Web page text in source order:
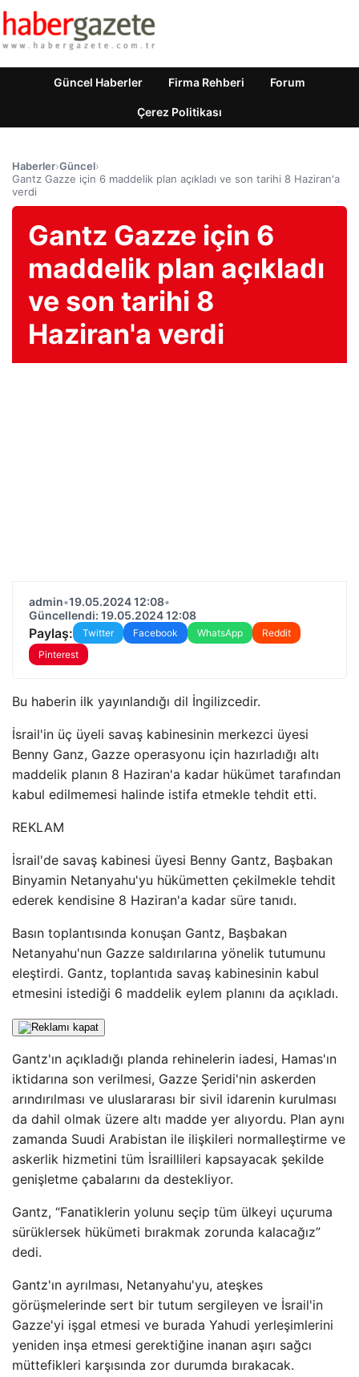
Güncel Haberler Firma Rehberi Forum
Çerez Politikası
Haberler›Güncel›
Gantz Gazze için 6 maddelik plan açıkladı ve son tarihi 8 Haziran'a
verdi
Gantz Gazze için 6
maddelik plan açıkladı
ve son tarihi 8
Haziran'a verdi
admin•19.05.2024 12:08•
Güncellendi: 19.05.2024 12:08
Paylaş: Twitter Facebook WhatsApp
Reddit
Pinterest
Bu haberin ilk yayınlandığı dil İngilizcedir.
İsrail'in üç üyeli savaş kabinesinin merkezci üyesi
Benny Ganz, Gazze operasyonu için hazırladığı altı
maddelik planın 8 Haziran'a kadar hükümet tarafından
kabul edilmemesi halinde istifa etmekle tehdit etti.
REKLAM
İsrail'de savaş kabinesi üyesi Benny Gantz, Başbakan
Binyamin Netanyahu'yu hükümetten çekilmekle tehdit
ederek kendisine 8 Haziran'a kadar süre tanıdı.
Basın toplantısında konuşan Gantz, Başbakan
Netanyahu'nun Gazze saldırılarına yönelik tutumunu
eleştirdi. Gantz, toplantıda savaş kabinesinin kabul
etmesini istediği 6 maddelik eylem planını da açıkladı.
Gantz'ın açıkladığı planda rehinelerin iadesi, Hamas'ın
iktidarına son verilmesi, Gazze Şeridi'nin askerden
arındırılması ve uluslararası bir sivil idarenin kurulması
da dahil olmak üzere altı madde yer alıyordu. Plan aynı
zamanda Suudi Arabistan ile ilişkileri normalleştirme ve
askerlik hizmetini tüm İsraillileri kapsayacak şekilde
genişletme çabalarını da destekliyor.
Gantz, “Fanatiklerin yolunu seçip tüm ülkeyi uçuruma
sürüklersek hükümeti bırakmak zorunda kalacağız”
dedi.
Gantz'ın ayrılması, Netanyahu'yu, ateşkes
görüşmelerinde sert bir tutum sergileyen ve İsrail'in
Gazze'yi işgal etmesi ve burada Yahudi yerleşimlerini
yeniden inşa etmesi gerektiğine inanan aşırı sağcı
müttefikleri karşısında zor durumda bırakacak.